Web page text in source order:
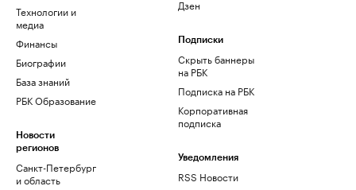
Технологии и
медиа
Финансы
Биографии
База знаний
РБК Образование
Новости
регионов
Санкт-Петербург
и область
Дзен
Подписки
Скрыть баннеры
на РБК
Подписка на РБК
Корпоративная
подписка
Уведомления
RSS Новости